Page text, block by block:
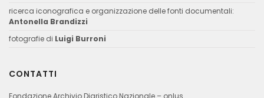
ricerca iconografica e organizzazione delle fonti documentali:
Antonella Brandizzi
fotografie di Luigi Burroni
CONTATTI